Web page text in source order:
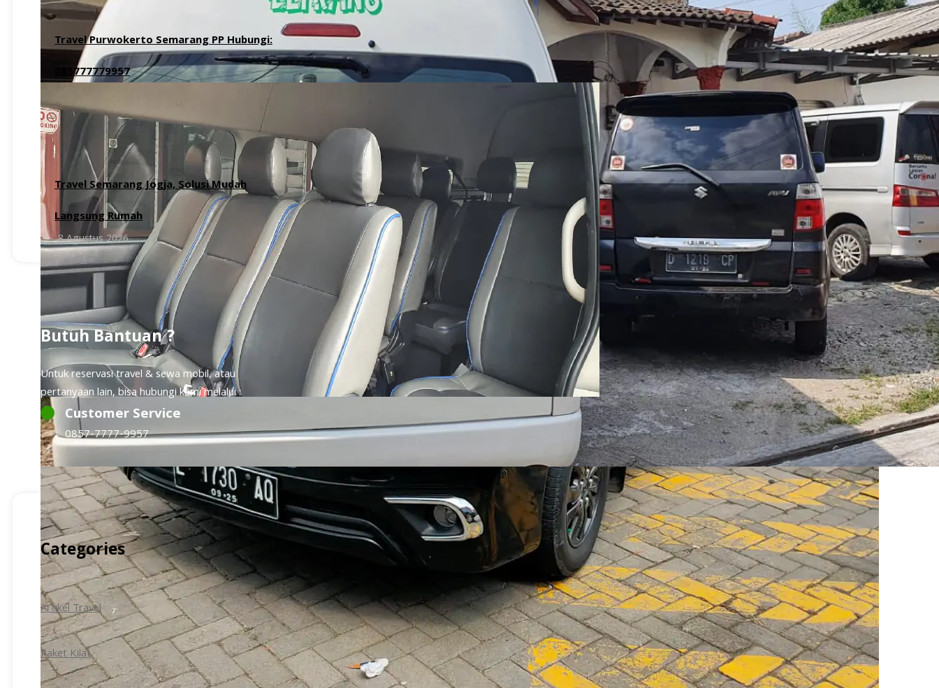
Travel Purwokerto Semarang PP Hubungi:
085777779957
Travel Semarang Jogja, Solusi Mudah
Langsung Rumah
8 Agustus 2026
Butuh Bantuan ?
Untuk reservasi travel & sewa mobil, atau
pertanyaan lain, bisa hubungi kami melalui :
Customer Service
0857-7777-9957
Categories
Artikel Travel
Paket Kilat